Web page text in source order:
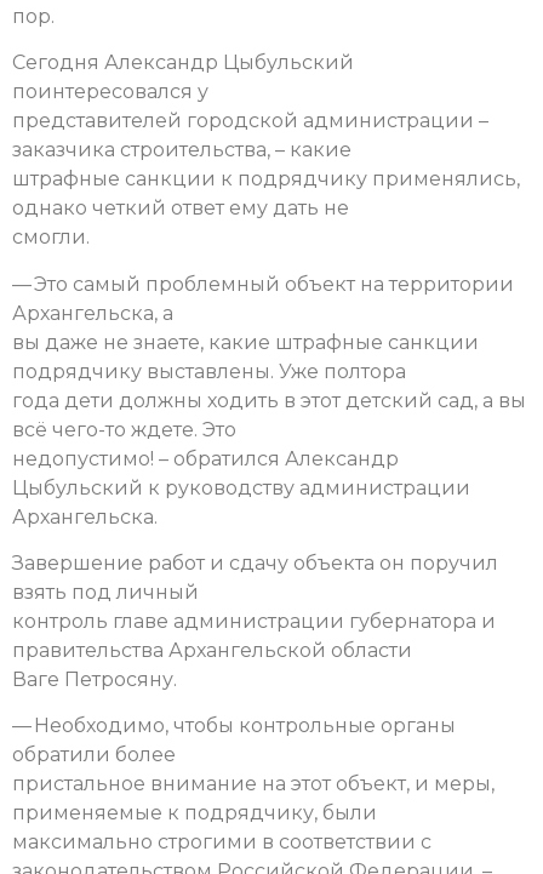
пор.
Сегодня Александр Цыбульский
поинтересовался у
представителей городской администрации –
заказчика строительства, – какие
штрафные санкции к подрядчику применялись,
однако четкий ответ ему дать не
смогли.
— Это самый проблемный объект на территории
Архангельска, а
вы даже не знаете, какие штрафные санкции
подрядчику выставлены. Уже полтора
года дети должны ходить в этот детский сад, а вы
всё чего-то ждете. Это
недопустимо! – обратился Александр
Цыбульский к руководству администрации
Архангельска.
Завершение работ и сдачу объекта он поручил
взять под личный
контроль главе администрации губернатора и
правительства Архангельской области
Ваге Петросяну.
— Необходимо, чтобы контрольные органы
обратили более
пристальное внимание на этот объект, и меры,
применяемые к подрядчику, были
максимально строгими в соответствии с